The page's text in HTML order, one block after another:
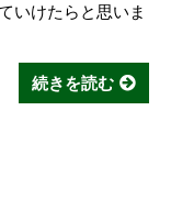
いけたらと思いま
続きを読む